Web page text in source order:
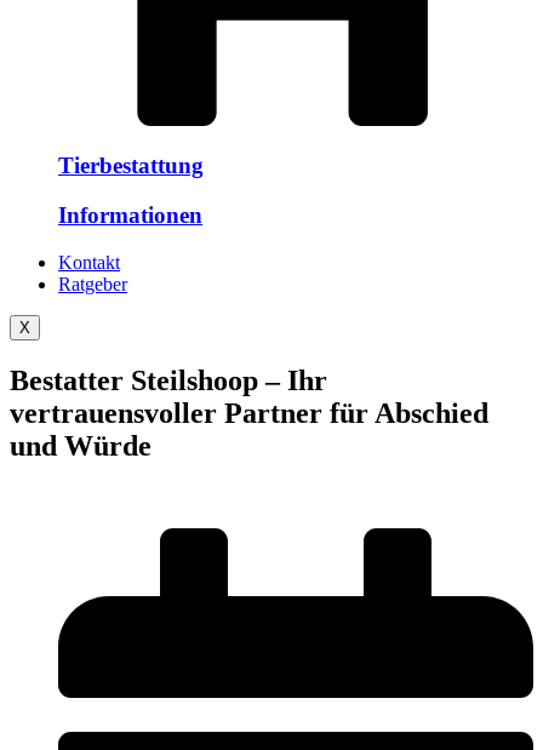
Tierbestattung
Informationen
Kontakt
Ratgeber
X
Bestatter Steilshoop – Ihr
vertrauensvoller Partner für Abschied
und Würde